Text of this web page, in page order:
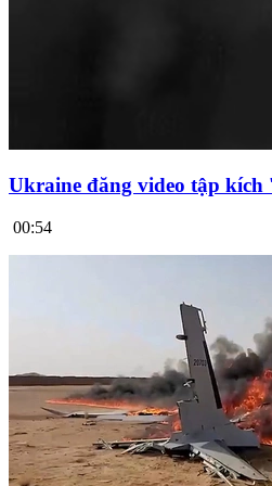
Ukraine đăng video tập kích
00:54